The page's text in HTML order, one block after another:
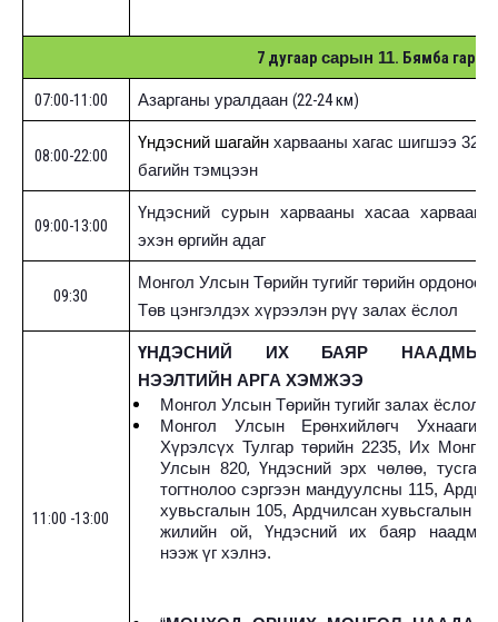
7 дугаар сарын 11. Бямба гараг
07:00-11:00 Азарганы уралдаан(22-24 км)
08:00-22:00
Үндэсний шагайнхарвааны хагас шигшээ 32
багийн тэмцээн
09:00-13:00
Үндэсний сурын харвааны хасаа харвааны
эхэн өргийн адаг
09:30
Монгол УлсынТөрийн тугийг төрийн ордоноос
Төв цэнгэлдэх хүрээлэн рүү залах ёслол
11:00 -13:00
ҮНДЭСНИЙ ИХ БАЯР НААДМЫН
НЭЭЛТИЙН АРГА ХЭМЖЭЭ
Монгол Улсын Төрийн тугийг залах ёслол
Монгол Улсын Ерөнхийлөгч Ухнаагийн
Хүрэлсүх Тулгар төрийн 2235, Их Монгол
Улсын 820, Үндэсний эрх чөлөө, тусгаар
тогтнолоо сэргээн мандуулсны 115, Ардын
хувьсгалын 105, Ардчилсан хувьсгалын 36
жилийн ой, Үндэсний их баяр наадмыг
нээж үг хэлнэ.